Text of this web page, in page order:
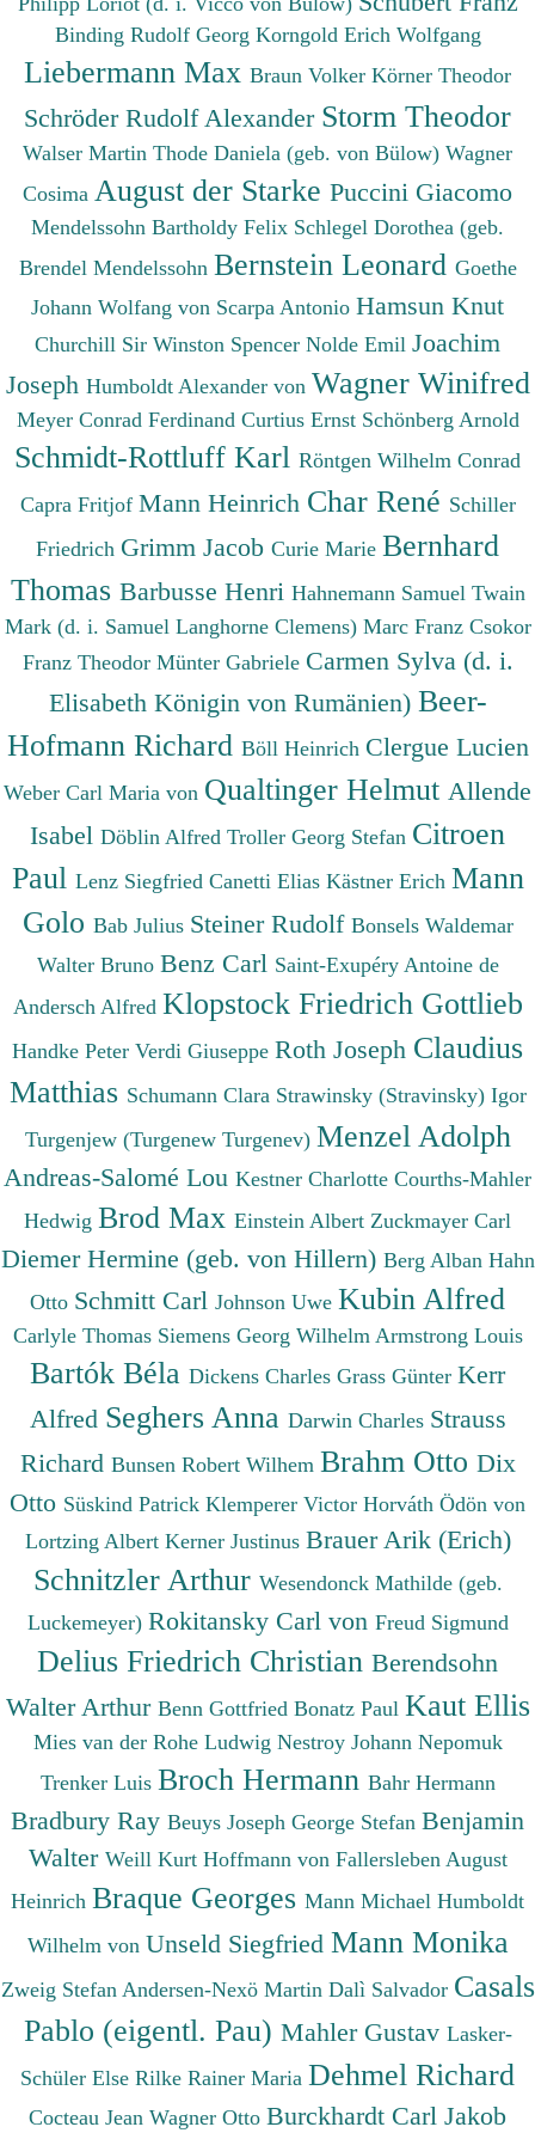
Binding Rudolf Georg Korngold Erich Wolfgang
Liebermann Max Braun Volker Körner Theodor
Schröder Rudolf Alexander Storm Theodor
Walser Martin Thode Daniela (geb. von Bülow) Wagner
Cosima August der Starke Puccini Giacomo
Mendelssohn Bartholdy Felix Schlegel Dorothea (geb.
Brendel Mendelssohn Bernstein Leonard Goethe
Johann Wolfang von Scarpa Antonio Hamsun Knut
Churchill Sir Winston Spencer Nolde Emil Joachim
Joseph Humboldt Alexander von Wagner Winifred
Meyer Conrad Ferdinand Curtius Ernst Schönberg Arnold
Schmidt-Rottluff Karl Röntgen Wilhelm Conrad
Capra Fritjof Mann Heinrich Char René Schiller
Friedrich Grimm Jacob Curie Marie Bernhard
Thomas Barbusse Henri Hahnemann Samuel Twain
Mark (d. i. Samuel Langhorne Clemens) Marc Franz Csokor
Franz Theodor Münter Gabriele Carmen Sylva (d. i.
Elisabeth Königin von Rumänien) Beer-
Hofmann Richard Böll Heinrich Clergue Lucien
Weber Carl Maria von Qualtinger Helmut Allende
Isabel Döblin Alfred Troller Georg Stefan Citroen
Paul Lenz Siegfried Canetti Elias Kästner Erich Mann
Golo Bab Julius Steiner Rudolf Bonsels Waldemar
Walter Bruno Benz Carl Saint-Exupéry Antoine de
Andersch Alfred Klopstock Friedrich Gottlieb
Handke Peter Verdi Giuseppe Roth Joseph Claudius
Matthias Schumann Clara Strawinsky (Stravinsky) Igor
Turgenjew (Turgenew Turgenev) Menzel Adolph
Andreas-Salomé Lou Kestner Charlotte Courths-Mahler
Hedwig Brod Max Einstein Albert Zuckmayer Carl
Diemer Hermine (geb. von Hillern) Berg Alban Hahn
Otto Schmitt Carl Johnson Uwe Kubin Alfred
Carlyle Thomas Siemens Georg Wilhelm Armstrong Louis
Bartók Béla Dickens Charles Grass Günter Kerr
Alfred Seghers Anna Darwin Charles Strauss
Richard Bunsen Robert Wilhem Brahm Otto Dix
Otto Süskind Patrick Klemperer Victor Horváth Ödön von
Lortzing Albert Kerner Justinus Brauer Arik (Erich)
Schnitzler Arthur Wesendonck Mathilde (geb.
Luckemeyer) Rokitansky Carl von Freud Sigmund
Delius Friedrich Christian Berendsohn
Walter Arthur Benn Gottfried Bonatz Paul Kaut Ellis
Mies van der Rohe Ludwig Nestroy Johann Nepomuk
Trenker Luis Broch Hermann Bahr Hermann
Bradbury Ray Beuys Joseph George Stefan Benjamin
Walter Weill Kurt Hoffmann von Fallersleben August
Heinrich Braque Georges Mann Michael Humboldt
Wilhelm von Unseld Siegfried Mann Monika
Zweig Stefan Andersen-Nexö Martin Dalì Salvador Casals
Pablo (eigentl. Pau) Mahler Gustav Lasker-
Schüler Else Rilke Rainer Maria Dehmel Richard
Cocteau Jean Wagner Otto Burckhardt Carl Jakob